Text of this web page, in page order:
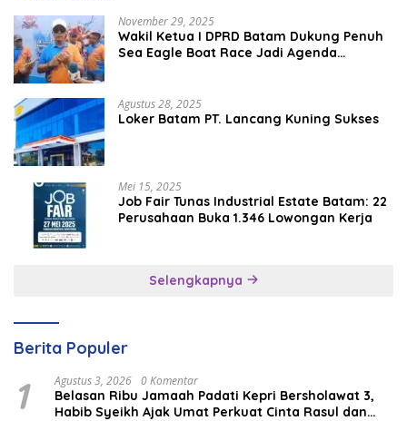
November 29, 2025
Wakil Ketua I DPRD Batam Dukung Penuh
Sea Eagle Boat Race Jadi Agenda
Agustus 28, 2025
Loker Batam PT. Lancang Kuning Sukses
Mei 15, 2025
Job Fair Tunas Industrial Estate Batam: 22
Perusahaan Buka 1.346 Lowongan Kerja
Selengkapnya
Berita Populer
1 Agustus 3, 2026 0 Komentar
Belasan Ribu Jamaah Padati Kepri Bersholawat 3,
Habib Syeikh Ajak Umat Perkuat Cinta Rasul dan